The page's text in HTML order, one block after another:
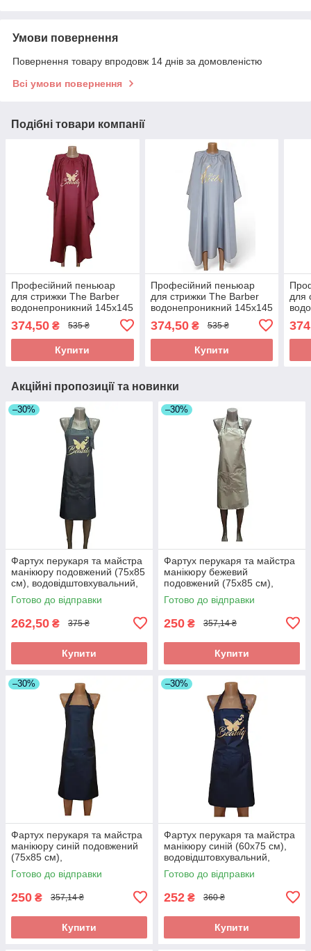
Умови повернення
Повернення товару впродовж 14 днів за домовленістю
Всі умови повернення
Подібні товари компанії
​Професійний пеньюар
для стрижки The Barber
водонепроникний 145х145
перукарська)
374,50 ₴ 535 ₴
Купити
Професійний пеньюар
для стрижки The Barber
водонепроникний 145х145
перукарська)
374,50₴ 535 ₴
Купити
для
Акційні пропозиції та новинки
–30%
Фартух перукаря та майстра
манікюру подовжений (75х85
см), водовідштовхувальний,
сірий з принтом Beauty
Готово до відправки
262,50 ₴ 375 ₴
Купити
–30%
Фартух перукаря та майстра
манікюру бежевий
подовжений (75х85 см),
водовідштовхувальний, без
принта
Готово до відправки
250 ₴ 357,14 ₴
Купити
–30%
Фартух перукаря та майстра
манікюру синій подовжений
(75х85 см),
водовідштовхувальний,
професійний
Готово до відправки
250 ₴ 357,14 ₴
Купити
–30%
Фартух перукаря та майстра
манікюру синій (60х75 см),
водовідштовхувальний,
професійний
Готово до відправки
252 ₴ 360 ₴
Купити